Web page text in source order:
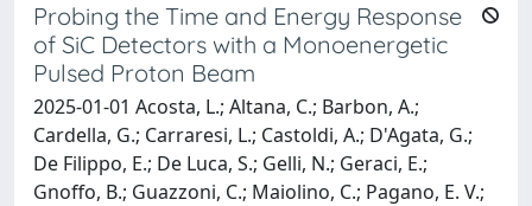
Probing the Time and Energy Response
of SiC Detectors with a Monoenergetic
Pulsed Proton Beam
2025-01-01 Acosta, L.; Altana, C.; Barbon, A.;
Cardella, G.; Carraresi, L.; Castoldi, A.; D'Agata, G.;
De Filippo, E.; De Luca, S.; Gelli, N.; Geraci, E.;
Gnoffo, B.; Guazzoni, C.; Maiolino, C.; Pagano, E. V.;